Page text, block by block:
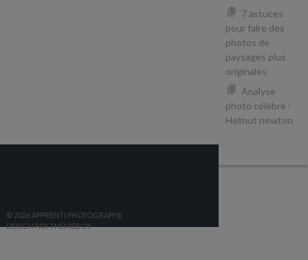
7 astuces
pour faire des
photos de
paysages plus
originales
Analyse
photo célèbre :
Helmut newton
© 2026 APPRENTI PHOTOGRAPHE
DESIGN PAR THEMEBOY